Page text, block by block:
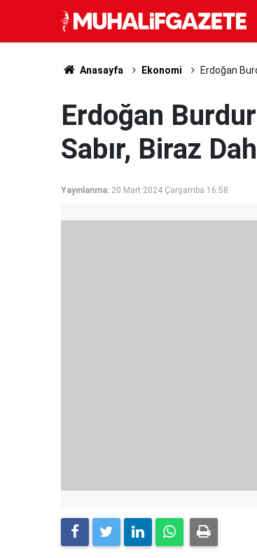
Anasayfa Ekonomi Erdoğan
Erdoğan
Sabır, Biraz
Yayınlanma: 20 Mart 2024 Çarşamba 16:58